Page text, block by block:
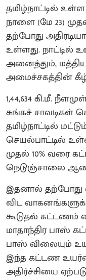
தமிழ்நாட்டில்
நாளை (மே 23)
தற்போது
உள்ளது. நாட்டில்
அனைத்தும்,
அமைச்சகத்தின்
1,44,634 கி.மீ.
சுங்கச் சாவடிகள்
தமிழ்நாட்டில்
செயல்பாட்டில்
முதல் 10% வரை
நெடுஞ்சாலை
இதனால் தற்போது
விட
கூடுதல் கட்டணம்
மாதாந்திர பாஸ்
பாஸ் விலையும்
இந்த கட்டண
அதிர்ச்சியை